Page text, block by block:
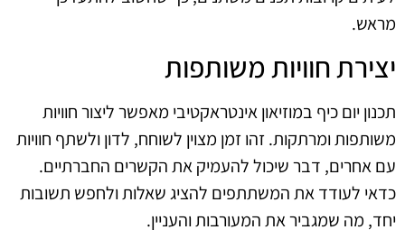
מראש.
יצירת חוויות משותפות
תכנון יום כיף במוזיאון אינטראקטיבי מאפשר ליצור חוויות
משותפות ומרתקות. זהו זמן מצוין לשוחח, לדון ולשתף חוויות
עם אחרים, דבר שיכול להעמיק את הקשרים החברתיים.
כדאי לעודד את המשתתפים להציג שאלות ולחפש תשובות
יחד, מה שמגביר את המעורבות והעניין.